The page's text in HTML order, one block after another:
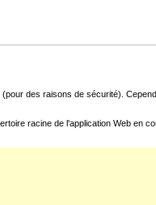
des raisons de sécurité).
racine de l'application Web en